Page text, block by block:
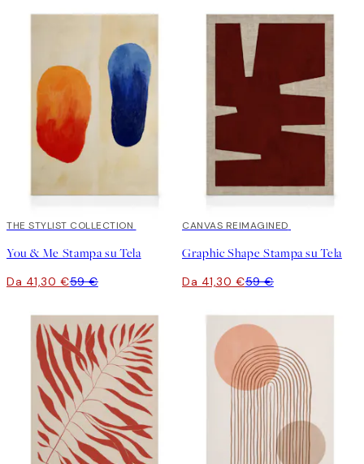
30%*
THE STYLIST COLLECTION
You & Me Stampa su Tela
Da 41,30 €59 €
30%*
CANVAS REIMAGINED
Graphic Shape Stampa su Tela
Da 41,30 €59 €